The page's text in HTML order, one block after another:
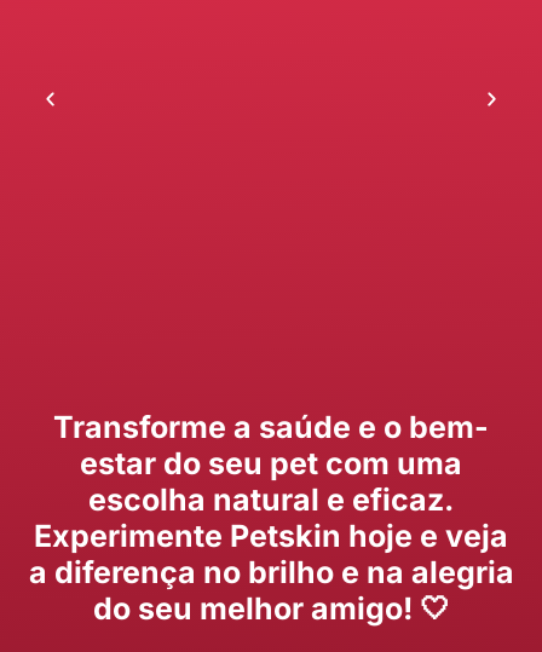
Transforme a saúde e o bem-
estar do seu pet com uma
escolha natural e eficaz.
Experimente Petskin hoje e veja
a diferença no brilho e na alegria
do seu melhor amigo! 🤍